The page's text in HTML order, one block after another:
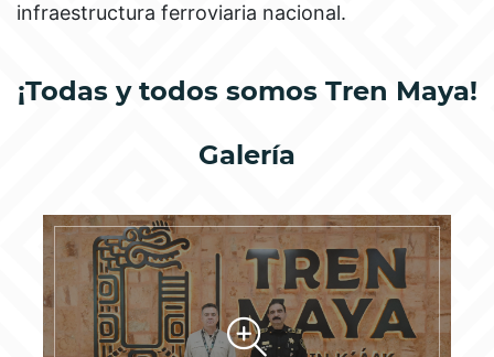
infraestructura ferroviaria nacional.
¡Todas y todos somos Tren Maya!
Galería